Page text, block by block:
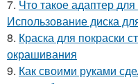
7. Что такое адаптер
Использование диска
8. Краска для покраски
окрашивания
9. Как своими руками